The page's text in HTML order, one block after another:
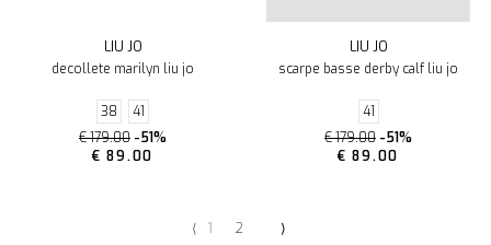
LIU JO
decollete marilyn liu jo
38
41
€ 179.00 -51%
€ 89.00
LIU JO
scarpe basse derby calf liu jo
41
€ 179.00 -51%
€ 89.00
⟨ 1 2 ⟩